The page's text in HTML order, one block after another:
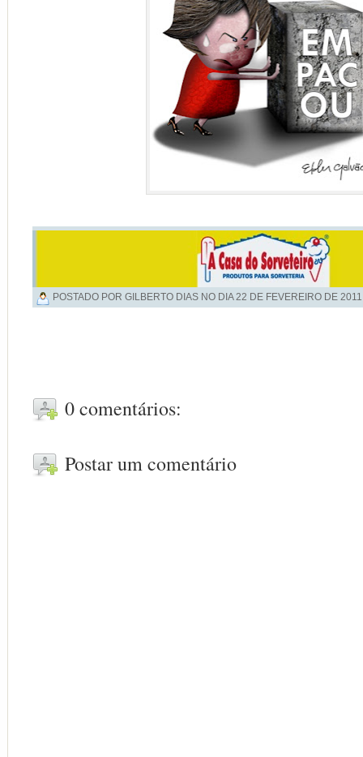
POSTADO POR GILBERTO DIAS NO DIA 22 DE FEVEREIRO DE 2011
0 comentários:
Postar um comentário